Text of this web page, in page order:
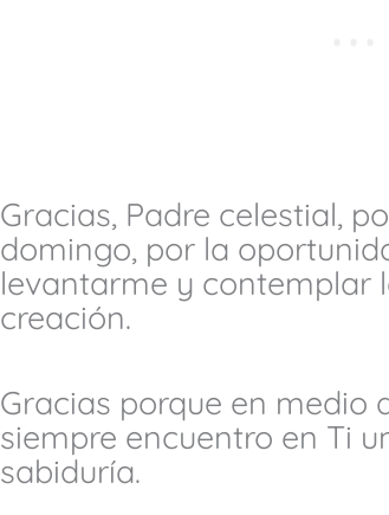
Gracias, Padre celestial,
domingo, por la
levantarme y contemplar
creación.
Gracias porque en medio
siempre encuentro en Ti
sabiduría.